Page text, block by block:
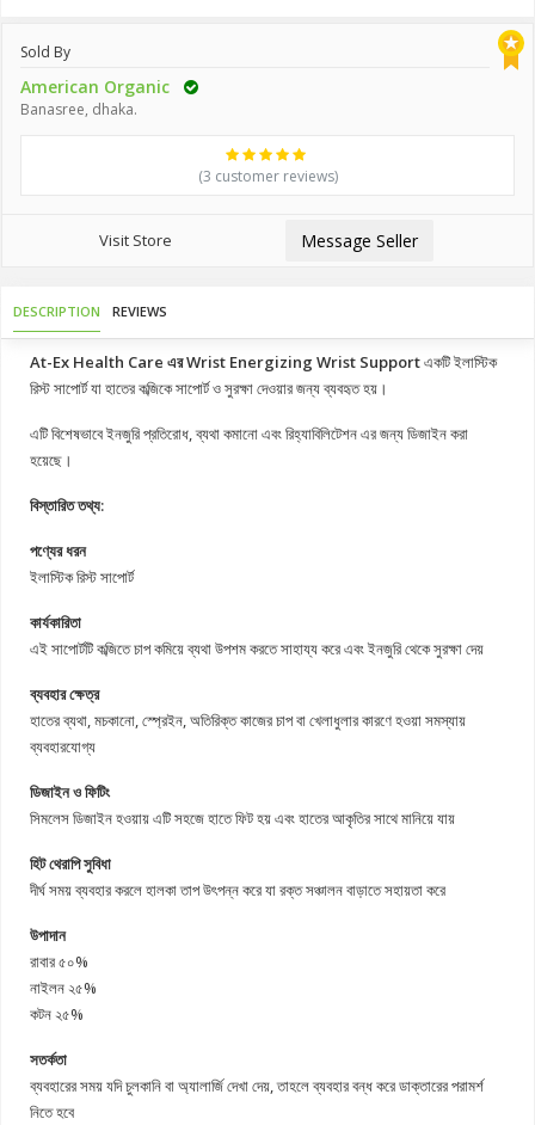
Sold By
American Organic
Banasree, dhaka.
(3 customer reviews)
Visit Store Message Seller
DESCRIPTION REVIEWS
At-Ex Health Care এর Wrist Energizing Wrist Supportএকটি ইলাস্টিক
রিস্ট সাপোর্ট যা হাতের কব্জিকে সাপোর্ট ও সুরক্ষা দেওয়ার জন্য ব্যবহৃত হয়।
এটি বিশেষভাবে ইনজুরি প্রতিরোধ, ব্যথা কমানো এবং রিহ্যাবিলিটেশন এর জন্য ডিজাইন করা
হয়েছে।
বিস্তারিত তথ্য:
পণ্যের ধরন
ইলাস্টিক রিস্ট সাপোর্ট
কার্যকারিতা
এই সাপোর্টটি কব্জিতে চাপ কমিয়ে ব্যথা উপশম করতে সাহায্য করে এবং ইনজুরি থেকে সুরক্ষা দেয়
ব্যবহার ক্ষেত্র
হাতের ব্যথা, মচকানো, স্প্রেইন, অতিরিক্ত কাজের চাপ বা খেলাধুলার কারণে হওয়া সমস্যায়
ব্যবহারযোগ্য
ডিজাইন ও ফিটিং
সিমলেস ডিজাইন হওয়ায় এটি সহজে হাতে ফিট হয় এবং হাতের আকৃতির সাথে মানিয়ে যায়
হিট থেরাপি সুবিধা
দীর্ঘ সময় ব্যবহার করলে হালকা তাপ উৎপন্ন করে যা রক্ত সঞ্চালন বাড়াতে সহায়তা করে
উপাদান
রাবার ৫০%
নাইলন ২৫%
কটন ২৫%
সতর্কতা
ব্যবহারের সময় যদি চুলকানি বা অ্যালার্জি দেখা দেয়, তাহলে ব্যবহার বন্ধ করে ডাক্তারের পরামর্শ
নিতে হবে